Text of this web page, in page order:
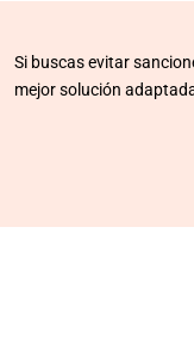
Si buscas evitar
mejor solución